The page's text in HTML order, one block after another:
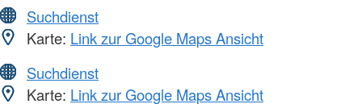
Suchdienst
Karte: Link zur Google Maps Ansicht
Suchdienst
Karte: Link zur Google Maps Ansicht